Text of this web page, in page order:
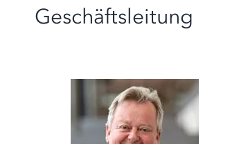
Geschäftsleitung